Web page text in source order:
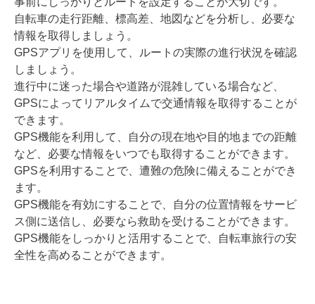
自転車の走行距離、標高差、地図などを分析し、必要な
情報を取得しましょう。
GPSアプリを使用して、ルートの実際の進行状況を確認
しましょう。
進行中に迷った場合や道路が混雑している場合など、
GPSによってリアルタイムで交通情報を取得することが
できます。
GPS機能を利用して、自分の現在地や目的地までの距離
など、必要な情報をいつでも取得することができます。
GPSを利用することで、遭難の危険に備えることができ
ます。
GPS機能を有効にすることで、自分の位置情報をサービ
ス側に送信し、必要なら救助を受けることができます。
GPS機能をしっかりと活用することで、自転車旅行の安
全性を高めることができます。